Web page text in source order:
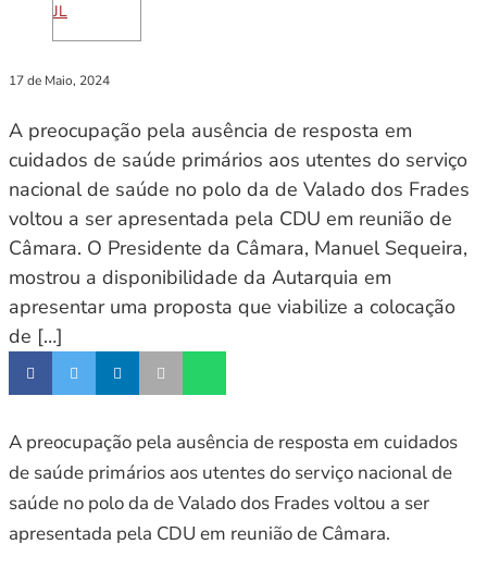
JL
17 de Maio, 2024
A preocupação pela ausência de resposta em
cuidados de saúde primários aos utentes do serviço
nacional de saúde no polo da de Valado dos Frades
voltou a ser apresentada pela CDU em reunião de
Câmara. O Presidente da Câmara, Manuel Sequeira,
mostrou a disponibilidade da Autarquia em
apresentar uma proposta que viabilize a colocação
de […]
A preocupação pela ausência de resposta em cuidados
de saúde primários aos utentes do serviço nacional de
saúde no polo da de Valado dos Frades voltou a ser
apresentada pela CDU em reunião de Câmara.